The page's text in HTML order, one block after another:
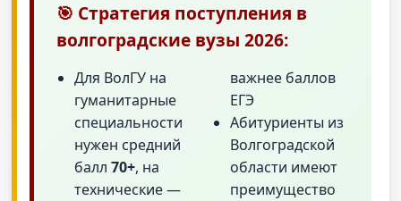
🎯 Стратегия поступления в
волгоградские вузы 2026:
Для ВолГУ на
гуманитарные
специальности
нужен средний
балл 70+, на
технические —
важнее баллов
ЕГЭ
Абитуриенты из
Волгоградской
области имеют
преимущество